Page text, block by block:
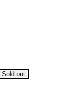
Sold out